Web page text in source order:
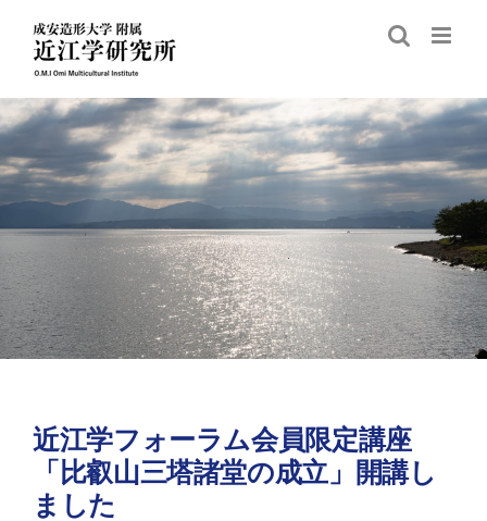
content
近江学フォーラム会員限定講座
「比叡山三塔諸堂の成立」開講し
ました